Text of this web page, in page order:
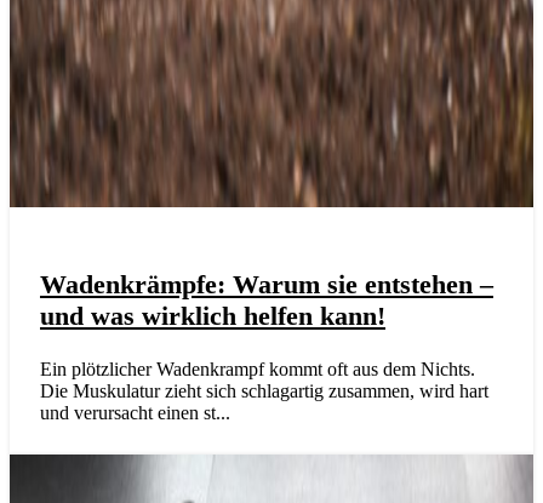
Wadenkrämpfe: Warum sie entstehen –
und was wirklich helfen kann!
Ein plötzlicher Wadenkrampf kommt oft aus dem Nichts.
Die Muskulatur zieht sich schlagartig zusammen, wird hart
und verursacht einen st...